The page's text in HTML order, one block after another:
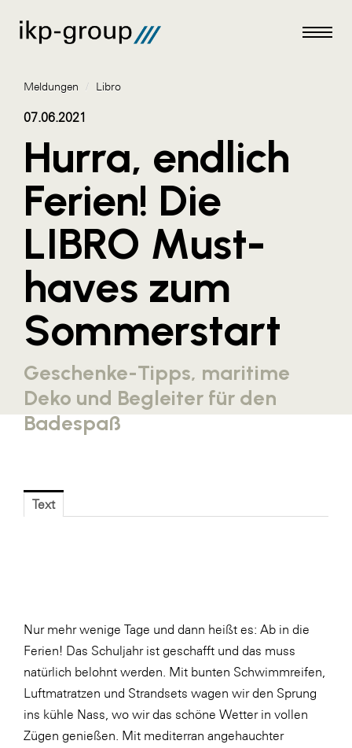
Meldungen
AKTUELLES
ACO
ALEX Krems
Amazon Web Services
Artweger
AustroCel Hallein
Blaguss
Bundesverband Sonnenschutztechnik
Cineplexx
Darbo
EY
FG UBIT Salzburg
Fressnapf
FRoSTA
Meldungen / Libro
07.06.2021
Hurra, endlich
Ferien! Die
LIBRO Must-
haves zum
Sommerstart
Geschenke-Tipps, maritime
Deko und Begleiter für den
Badespaß
Text
Nur mehr wenige Tage und dann heißt es: Ab in die
Ferien! Das Schuljahr ist geschafft und das muss
natürlich belohnt werden. Mit bunten Schwimmreifen,
Luftmatratzen und Strandsets wagen wir den Sprung
ins kühle Nass, wo wir das schöne Wetter in vollen
Zügen genießen. Mit mediterran angehauchter